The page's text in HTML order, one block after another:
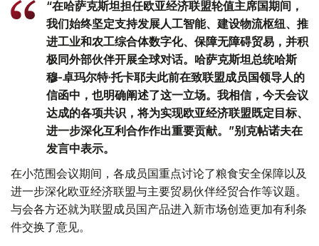
“在哈萨克斯坦担任欧亚经济联盟轮值主席国期间，
我们始终坚定支持发展人工智能、建设物流枢纽、推
进工业和农工综合体数字化、保障无障碍贸易，并积
极同外部伙伴开展全球对话。哈萨克斯坦总统哈斯
穆-卓玛尔特·托卡耶夫此前在致联盟成员国领导人的
信函中，也明确阐述了这一立场。我相信，今天会议
达成的各项共识，将为实现欧亚经济联盟既定目标、
进一步深化互利合作作出重要贡献。”别克帖诺夫在
发言中表示。
在小范围会议期间，各成员国重点讨论了粮食安全保障以及
进一步深化欧亚经济联盟与主要贸易伙伴经贸合作等议题。
与会各方还就为联盟成员国产品进入新市场创造更加有利条
件交换了意见。